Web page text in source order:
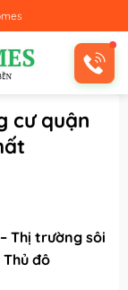
cư quận
Thị trường sôi
đô